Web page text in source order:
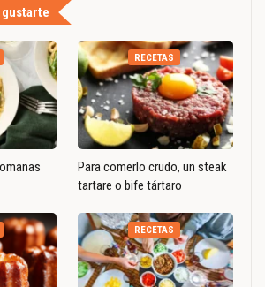
RECETAS
Para comerlo crudo, un steak
tartare o bife tártaro
RECETAS